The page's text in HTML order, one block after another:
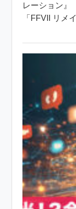
レーション』
「FFVII リメ